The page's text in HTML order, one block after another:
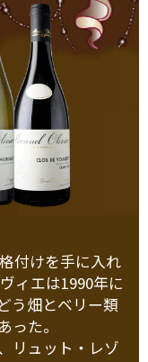
付けを手に入れ
ィエは1990年に
う畑とベリー類
た。
リュット・レゾ